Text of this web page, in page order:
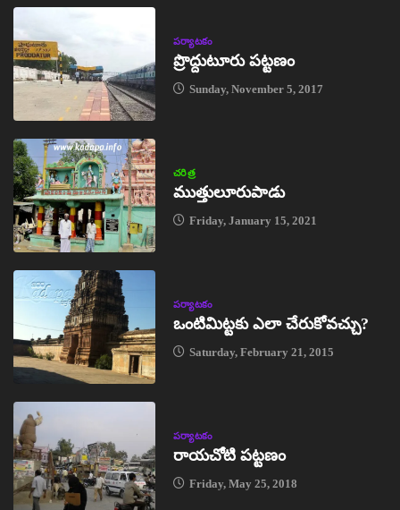
పర్యాటకం
ప్రొద్దుటూరు పట్టణం
Sunday, November 5, 2017
చరిత్ర
ముత్తులూరుపాడు
Friday, January 15, 2021
పర్యాటకం
ఒంటిమిట్టకు ఎలా చేరుకోవచ్చు?
Saturday, February 21, 2015
పర్యాటకం
రాయచోటి పట్టణం
Friday, May 25, 2018